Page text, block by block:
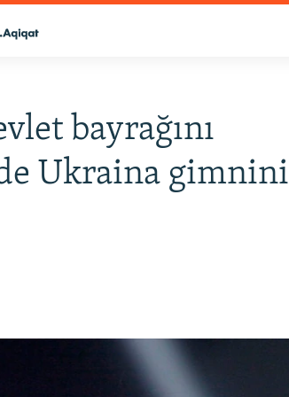
bayrağını
Ukraina gimnini